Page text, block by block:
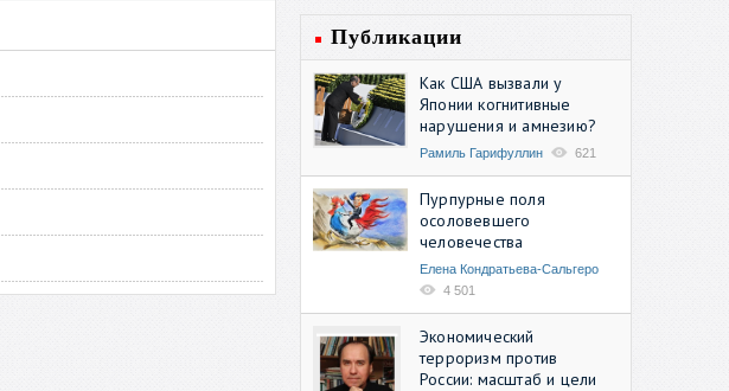
Публикации
Как США вызвали у
Японии когнитивные
нарушения и амнезию?
Рамиль Гарифуллин 621
Пурпурные поля
осоловевшего
человечества
Елена Кондратьева-Сальгеро
4 501
Экономический
терроризм против
России: масштаб и цели